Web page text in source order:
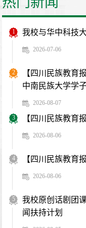
1 我校与华中科技
2026-07-06
2
【四川民族教
中南民族大学学
2026-08-07
3 【四川民族教育
2026-08-06
4 【四川民族教育
2026-08-06
5
我校原创话剧团
闻扶持计划